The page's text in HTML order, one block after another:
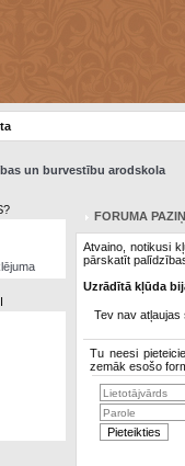
un burvestību arodskola
FORUMA
Atvaino, notikusi
pārskatīt
Uzrādītā kļūda
Tev nav
Tu neesi
zemāk esošo